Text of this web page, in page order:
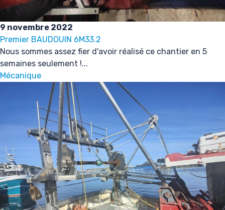
9 novembre 2022
Premier BAUDOUIN 6M33.2
Nous sommes assez fier d'avoir réalisé ce chantier en 5
semaines seulement !...
Mécanique